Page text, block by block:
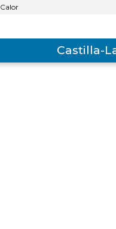
Calor
Castilla-